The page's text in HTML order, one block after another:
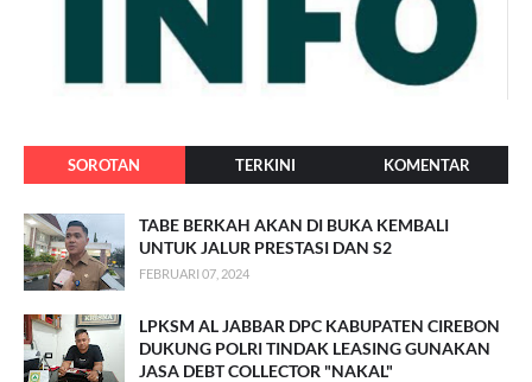
SOROTAN TERKINI KOMENTAR
TABE BERKAH AKAN DI BUKA KEMBALI
UNTUK JALUR PRESTASI DAN S2
FEBRUARI 07, 2024
LPKSM AL JABBAR DPC KABUPATEN CIREBON
DUKUNG POLRI TINDAK LEASING GUNAKAN
JASA DEBT COLLECTOR "NAKAL"